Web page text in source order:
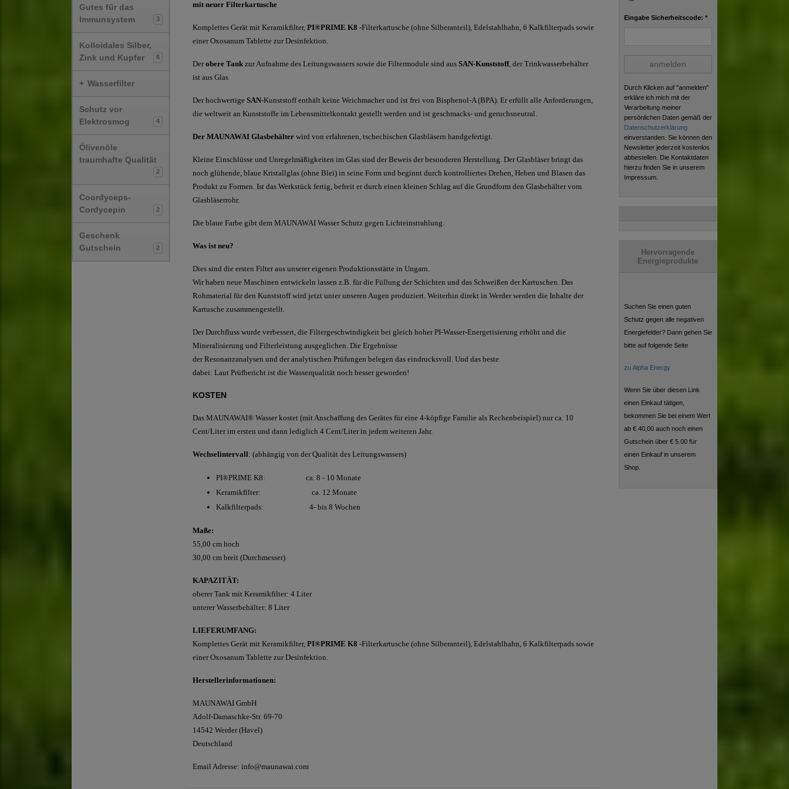
Gutes für das
Immunsystem
3
Kolloidales Silber,
Zink und Kupfer
6
+ Wasserfilter
Schutz vor
Elektrosmog
4
Ölivenöle
traumhafte Qualität
2
Coordyceps-
Cordycepin
2
Geschenk
Gutschein
2
mit neuer Filterkartusche
Komplettes Gerät mit Keramikfilter, PI®PRIME K8 -Filterkartusche (ohne Silberanteil), Edelstahlhahn, 6 Kalkfilterpads sowie
einer Oxosanum Tablette zur Desinfektion.
Derobere Tank zur Aufnahme des Leitungswassers sowie die Filtermodule sind ausSAN-Kunststoff, der Trinkwasserbehälter
ist aus Glas
Der hochwertigeSAN-Kunststoff enthält keine Weichmacher und ist frei von Bisphenol-A (BPA). Er erfüllt alle Anforderungen,
die weltweit an Kunststoffe im Lebensmittelkontakt gestellt werden und ist geschmacks- und geruchsneutral.
Der MAUNAWAI Glasbehälter wird von erfahrenen, tschechischen Glasbläsern handgefertigt.
Kleine Einschlüsse und Unregelmäßigkeiten im Glas sind der Beweis der besonderen Herstellung. Der Glasbläser bringt das
noch glühende, blaue Kristallglas (ohne Blei) in seine Form und beginnt durch kontrolliertes Drehen, Heben und Blasen das
Produkt zu Formen. Ist das Werkstück fertig, befreit er durch einen kleinen Schlag auf die Grundform den Glasbehälter vom
Glasbläserrohr.
Die blaue Farbe gibt dem MAUNAWAI Wasser Schutz gegen Lichteinstrahlung.
Was ist neu?
Dies sind die ersten Filter aus unserer eigenen Produktionsstätte in Ungarn.
Wir haben neue Maschinen entwickeln lassen z.B. für die Füllung der Schichten und das Schweißen der Kartuschen. Das
Rohmaterial für den Kunststoff wird jetzt unter unseren Augen produziert. Weiterhin direkt in Werder werden die Inhalte der
Kartusche zusammengestellt.
Der Durchfluss wurde verbessert, die Filtergeschwindigkeit bei gleich hoher PI-Wasser-Energetisierung erhöht und die
Mineralisierung und Filterleistung ausgeglichen. Die Ergebnisse
der Resonanzanalysen und der analytischen Prüfungen belegen das eindrucksvoll. Und das beste
dabei: Laut Prüfbericht ist die Wasserqualität noch besser geworden!
KOSTEN
Das MAUNAWAI® Wasser kostet (mit Anschaffung des Gerätes für eine 4-köpfige Familie als Rechenbeispiel) nur ca. 10
Cent/Liter im ersten und dann lediglich 4 Cent/Liter in jedem weiteren Jahr.
Wechselintervall: (abhängig von der Qualität des Leitungswassers)
PI®PRIME K8: ca. 8 - 10 Monate
Keramikfilter: ca. 12 Monate
Kalkfilterpads: 4- bis 8 Wochen
Maße:
55,00 cm hoch
30,00 cm breit (Durchmesser)
KAPAZITÄT:
oberer Tank mit Keramikfilter: 4 Liter
unterer Wasserbehälter: 8 Liter
LIEFERUMFANG:
Komplettes Gerät mit Keramikfilter, PI®PRIME K8 -Filterkartusche (ohne Silberanteil), Edelstahlhahn, 6 Kalkfilterpads sowie
einer Oxosanum Tablette zur Desinfektion.
Herstellerinformationen:
MAUNAWAI GmbH
Adolf-Damaschke-Str. 69-70
14542 Werder (Havel)
Deutschland
Email Adresse: info@maunawai.com
Eingabe Sicherheitscode: *
anmelden
Durch Klicken auf "anmelden"
erkläre ich mich mit der
Verarbeitung meiner
persönlichen Daten gemäß der
Datenschutzerklärung
einverstanden. Sie können den
Newsletter jederzeit kostenlos
abbestellen. Die Kontaktdaten
hierzu finden Sie in unserem
Impressum.
Hervorragende
Energieprodukte
Suchen Sie einen guten
Schutz gegen alle negativen
Energiefelder? Dann gehen Sie
bitte auf folgende Seite
zu Alpha Energy
Wenn Sie über diesen Link
einen Einkauf tätigen,
bekommen Sie bei einem Wert
ab € 40,00 auch noch einen
Gutschein über € 5.00 für
einen Einkauf in unserem
Shop.